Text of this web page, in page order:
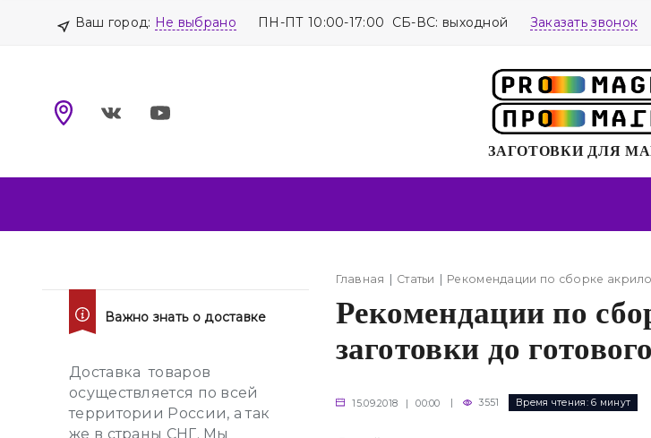
Ваш город: Не выбрано ПН-ПТ 10:00-17:00 СБ-ВС: выходной Заказать звонок
ЗАГОТОВКИ ДЛЯ
Главная Статьи Рекомендации по сборке
Рекомендации по
заготовки до
15.09.2018 | 00:00 | 3551 Время чтения:6 минут
Важно знать о доставке
Доставка товаров
осуществляется по всей
территории России, а так
же в страны СНГ. Мы